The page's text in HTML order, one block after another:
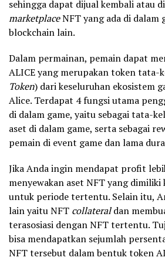
sehingga dapat dijual kembali atau
marketplaceNFT yang ada di dalam
blockchain lain.
Dalam permainan, pemain dapat
ALICE yang merupakan token tata-
Token) dari keseluruhan ekosistem
Alice. Terdapat 4 fungsi utama
di dalam game, yaitu sebagai tata-
aset di dalam game, serta sebagai
pemain di event game dan lama
Jika Anda ingin mendapat profit
menyewakan aset NFT yang dimiliki
untuk periode tertentu. Selain itu,
lain yaitu NFT collateraldan
terasosiasi dengan NFT tertentu.
bisa mendapatkan sejumlah
NFT tersebut dalam bentuk token